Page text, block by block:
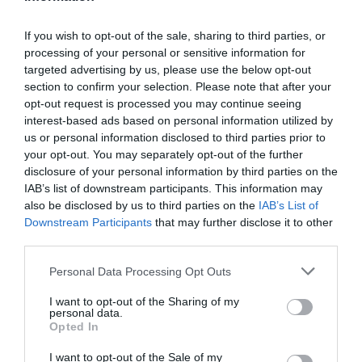
If you wish to opt-out of the sale, sharing to third parties, or
processing of your personal or sensitive information for
targeted advertising by us, please use the below opt-out
section to confirm your selection. Please note that after your
opt-out request is processed you may continue seeing
interest-based ads based on personal information utilized by
us or personal information disclosed to third parties prior to
your opt-out. You may separately opt-out of the further
disclosure of your personal information by third parties on the
IAB’s list of downstream participants. This information may
also be disclosed by us to third parties on the IAB’s List of
Downstream Participants that may further disclose it to other
Personal Data Processing Opt Outs
I want to opt-out of the Sharing of my
personal data.
Opted In
I want to opt-out of the Sale of my
ενδιαφέροντα κείμενα σχετικά με την «Αντιγόνη» του
Σοφοκλή. Έχει καταλήξει το θεατρικό πρόγραμμα να
θεωρείται πολυτέλεια, αλλά η συγκεκριμένη παράσταση
υπενθυμίζει ότι η ανάλυση και η θεωρητική
επεξεργασία ενός έργου δεν είναι ούτε αυτονόητη, ούτε
περιττή: είναι, τουναντίον, απαραίτητη!
Το λειτουργικό σκηνικό (Μικαέλα Λιακατά) έφερε
σημαντικούς συμβολισμούς, ενώ παράλληλα
κατόρθωσε να κερδίσει την προσοχή του κοινού. Τόσο
το τραπέζι το οποίο μεταμορφώθηκε πολλές φορές
νεκροτομείο, λειτούργησαν με επιβλητικό τρόπο στη
σκηνή και όχι σε βάρος της σκηνικής δράσης. Τα
κοστούμια (Βασιλική Σύρμα
) υπήρξαν δηλωτικά της
σκηνοθετικής γραμμής, υποστηρίζοντας τη
στρατικοποίηση της πολιτικής εξουσίας. Πολύ καλή η